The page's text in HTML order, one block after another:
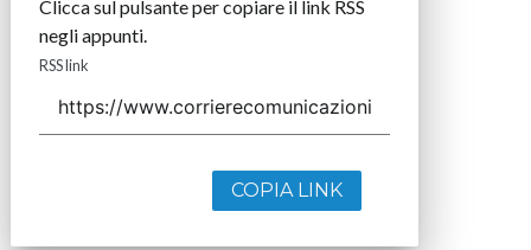
Clicca sul pulsante per copiare il link RSS
negli appunti.
RSS link
COPIA LINK